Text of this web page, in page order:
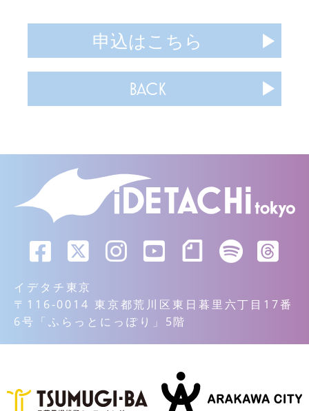
申込はこちら
BACK
イデタチ東京
〒116-0014 東京都荒川区東日暮里六丁目17番
6号「ふらっとにっぽり」5階